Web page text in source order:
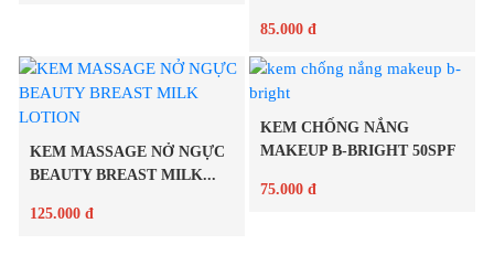
Chi tiết
85.000 đ
Chi tiết
KEM MASSAGE NỞ NGỰC
BEAUTY BREAST MILK...
125.000 đ
KEM CHỐNG NẮNG
MAKEUP B-BRIGHT 50SPF
75.000 đ